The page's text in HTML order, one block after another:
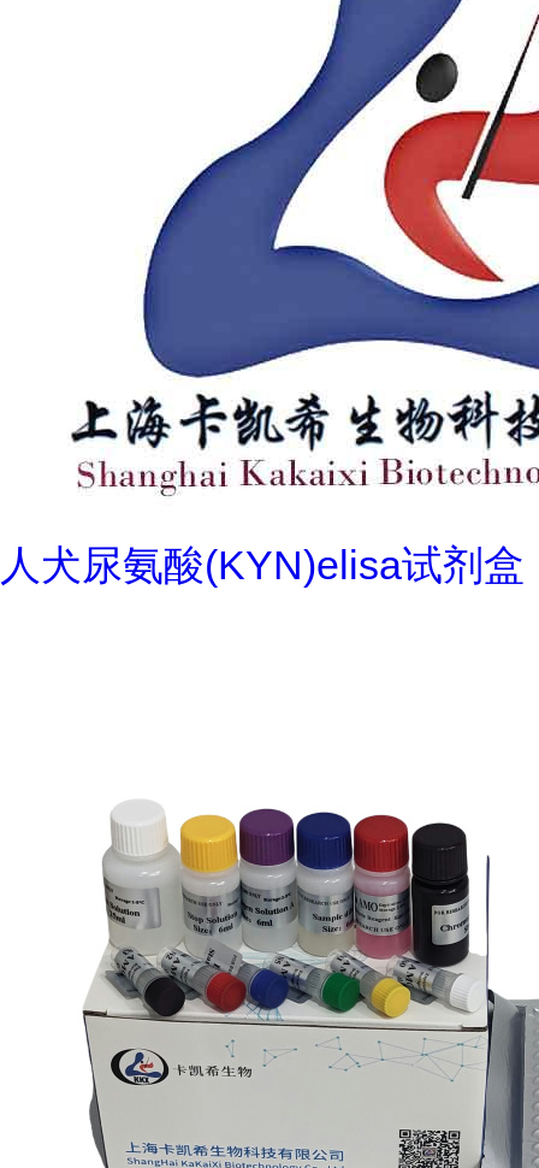
人犬尿氨酸(KYN)elisa试剂盒